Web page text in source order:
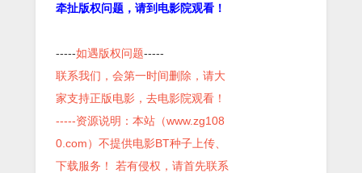
牵扯版权问题，请到电影院观看！
-----如遇版权问题-----
联系我们，会第一时间删除，请大
家支持正版电影，去电影院观看！
-----资源说明：本站（www.zg108
0.com）不提供电影BT种子上传、
下载服务！ 若有侵权，请首先联系